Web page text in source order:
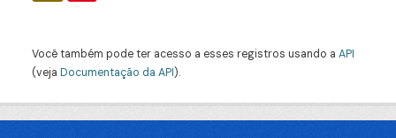
Você também pode ter acesso a esses registros usando a API
(veja Documentação da API).